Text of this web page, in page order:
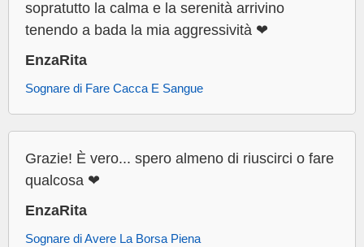
sopratutto la calma e la serenità arrivino
tenendo a bada la mia aggressività ❤
EnzaRita
Sognare di Fare Cacca E Sangue
Grazie! È vero... spero almeno di riuscirci o fare
qualcosa ❤
EnzaRita
Sognare di Avere La Borsa Piena